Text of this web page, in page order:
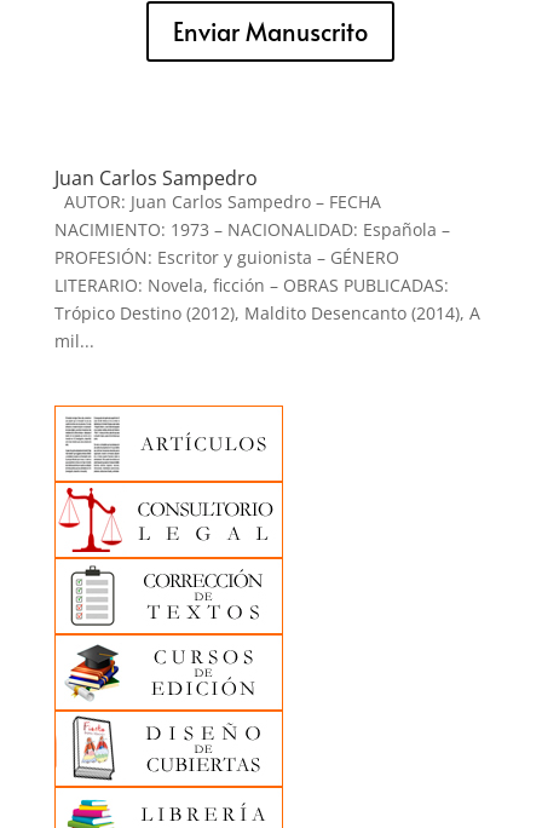
Enviar Manuscrito
Juan Carlos Sampedro
AUTOR: Juan Carlos Sampedro – FECHA
NACIMIENTO: 1973 – NACIONALIDAD: Española –
PROFESIÓN: Escritor y guionista – GÉNERO
LITERARIO: Novela, ficción – OBRAS PUBLICADAS:
Trópico Destino (2012), Maldito Desencanto (2014), A
mil...